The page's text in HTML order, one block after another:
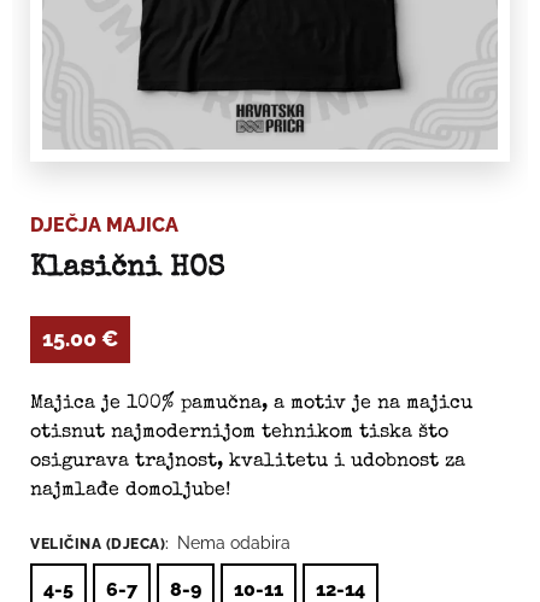
DJEČJA MAJICA
Klasični HOS
15.00€
Majica je 100% pamučna, a motiv je na majicu
otisnut najmodernijom tehnikom tiska što
osigurava trajnost, kvalitetu i udobnost za
najmlađe domoljube!
VELIČINA (DJECA): Nema odabira
4-5 6-7 8-9 10-11 12-14